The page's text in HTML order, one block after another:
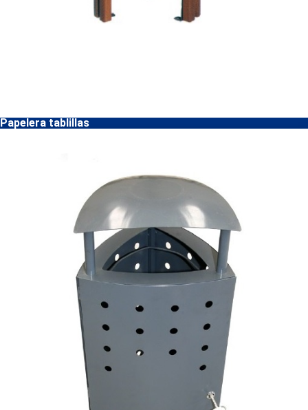
Papelera tablillas